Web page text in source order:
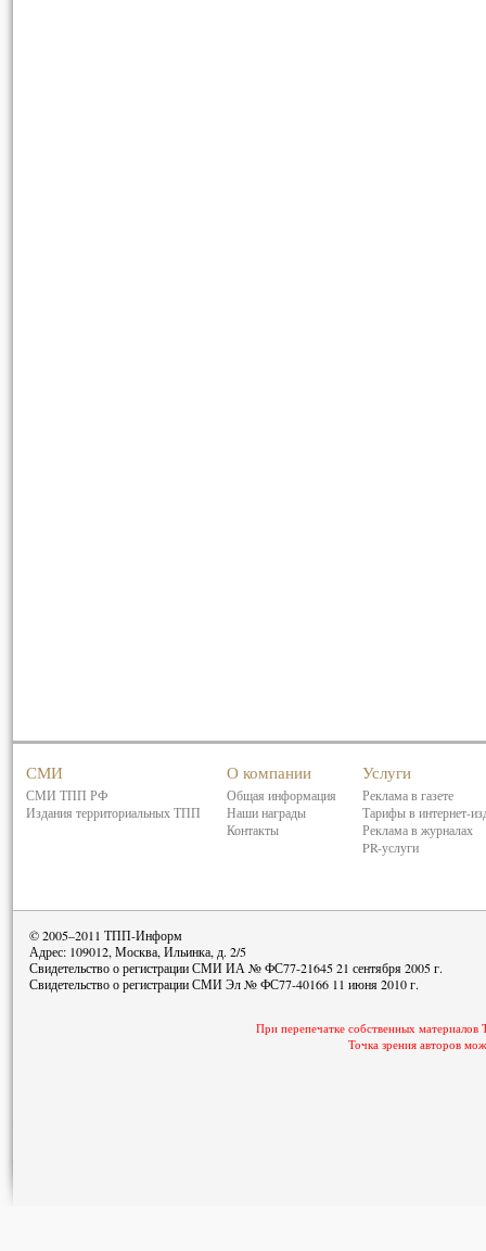
СМИ
СМИ ТПП РФ
Издания территориальных ТПП
О компании
Общая информация
Наши награды
Контакты
Услуги
Реклама в газете
Тарифы в интернет-
Реклама в журналах
PR-услуги
© 2005–2011 ТПП-Информ
Адрес: 109012, Москва, Ильинка, д. 2/5
Свидетельство о регистрации СМИ ИА № ФС77-21645 21 сентября 2005 г.
Свидетельство о регистрации СМИ Эл № ФС77-40166 11 июня 2010 г.
При перепечатке собственных
Точка зрения авторов